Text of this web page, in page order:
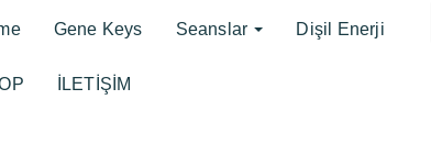
Gene Keys Seanslar Dişil Enerji
İLETİŞİM